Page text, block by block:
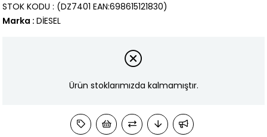
(DZ7401 EAN:698615121830)
STOK KODU
Marka : DİESEL
Ürün stoklarımızda kalmamıştır.